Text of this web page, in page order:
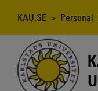
Länkstig
KAU.SE > Personal